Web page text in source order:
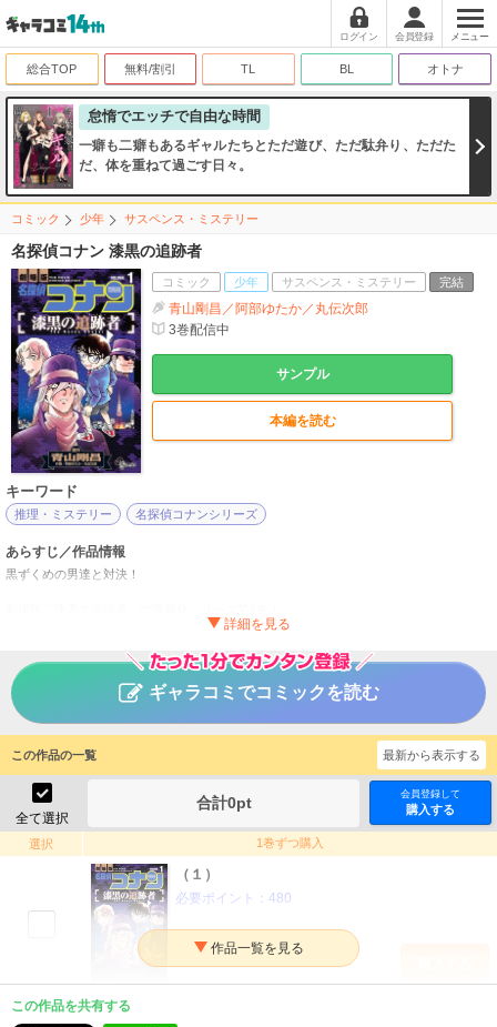
ログイン 会員登録 メニュー
総合TOP 無料/割引 TL BL オトナ
怠惰でエッチで自由な時間
一癖も二癖もあるギャルたちとただ遊び、ただ駄弁り、ただた
だ、体を重ねて過ごす日々。
コミック 少年 サスペンス・ミステリー
名探偵コナン 漆黒の追跡者
コミック 少年 サスペンス・ミステリー 完結
青山剛昌／阿部ゆたか／丸伝次郎
3巻配信中
サンプル
本編を読む
キーワード
推理・ミステリー 名探偵コナンシリーズ
あらすじ／作品情報
黒ずくめの男達と対決！
黒ずくめの男達とコナンが直接対決！！
タイトル 名探偵コナン 漆黒の追跡者
青山剛昌／阿部ゆたか／丸伝次郎
掲載誌
出版社
ギャラコミでコミックを読む
この作品の一覧
全て選択
合計0pt 会員登録して
購入する
選択 1巻ずつ購入
最新から表示する
（１）
必要ポイント： 480
この作品を共有する